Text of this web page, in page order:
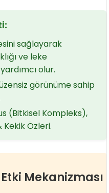
sağlayarak
ve leke
olur.
görünüme sahip
(Bitkisel Kompleks),
Kekik Özleri.
Mekanizması